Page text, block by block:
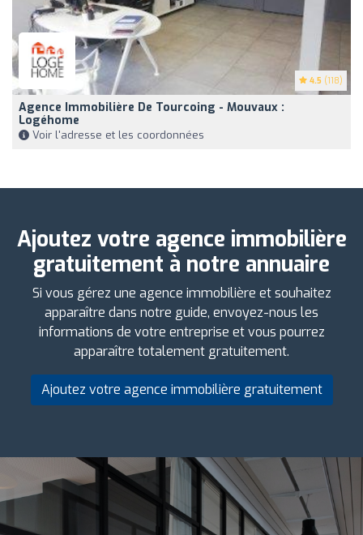
4.5 (118)
Agence Immobilière De Tourcoing - Mouvaux :
Logéhome
Voir l'adresse et les coordonnées
Ajoutez votre agence immobilière
gratuitement à notre annuaire
Si vous gérez une agence immobilière et souhaitez
apparaître dans notre guide, envoyez-nous les
informations de votre entreprise et vous pourrez
apparaître totalement gratuitement.
Ajoutez votre agence immobilière gratuitement